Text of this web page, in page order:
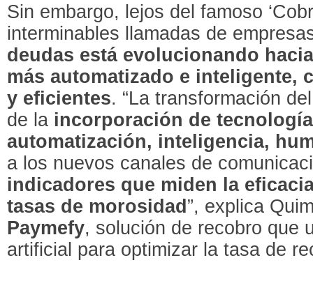
Sin embargo, lejos del famoso
interminables llamadas de
deudas está evolucionando
más automatizado e inteligente,
y eficientes. “La transformación
de la incorporación de
automatización, inteligencia,
a los nuevos canales de
indicadores que miden la
tasas de morosidad”, explica
Paymefy, solución de recobro que
artificial para optimizar la tasa de